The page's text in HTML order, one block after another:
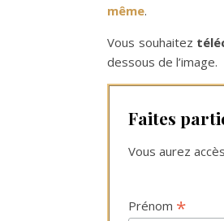
même.
Vous souhaitez
dessous de l’image.
Faites
Vous aurez
Prénom *